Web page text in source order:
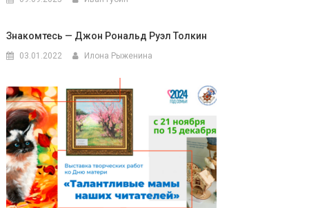
Знакомтесь — Джон Рональд Руэл Толкин
03.01.2022 Илона Рыженина